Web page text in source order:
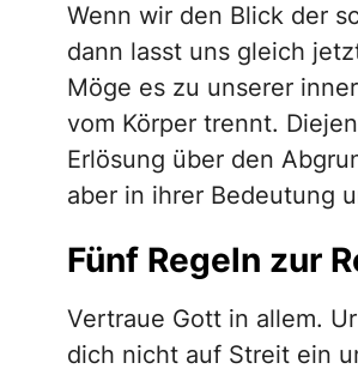
Wenn wir den Blick der
dann lasst uns gleich
Möge es zu unserer
vom Körper trennt.
Erlösung über den
aber in ihrer Bedeutung
Fünf Regeln zur
Vertraue Gott in allem.
dich nicht auf Streit ein